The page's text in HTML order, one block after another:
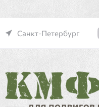
Санкт-Петербург